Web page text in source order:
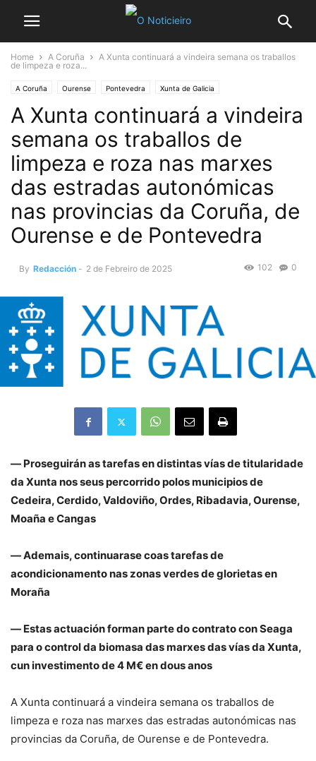
Home A Coruña
A Xunta continuará a vindeira semana os traballos
de limpeza e roza...
A Coruña Ourense Pontevedra Xunta de Galicia
A Xunta continuará a vindeira
semana os traballos de
limpeza e roza nas marxes
das estradas autonómicas
nas provincias da Coruña, de
Ourense e de Pontevedra
By Redacción - 2 de Febreiro de 2025 0
102
― Proseguirán as tarefas en distintas vías de titularidade
da Xunta nos seus percorrido polos municipios de
Cedeira, Cerdido, Valdoviño, Ordes, Ribadavia, Ourense,
Moaña e Cangas
― Ademais, continuarase coas tarefas de
acondicionamento nas zonas verdes de glorietas en
Moraña
― Estas actuación forman parte do contrato con Seaga
para o control da biomasa das marxes das vías da Xunta,
cun investimento de 4 M€ en dous anos
A Xunta continuará a vindeira semana os traballos de
limpeza e roza nas marxes das estradas autonómicas nas
provincias da Coruña, de Ourense e de Pontevedra.